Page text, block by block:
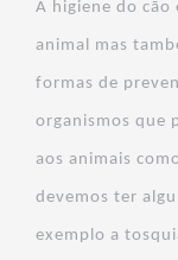
A higiene do
animal mas
formas de
organismos que
aos animais
devemos ter
exemplo a